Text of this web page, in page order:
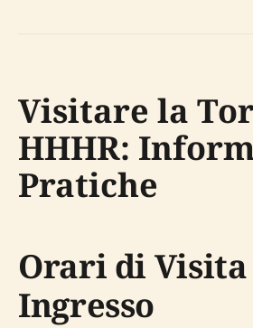
Visitare la
HHHR:
Pratiche
Orari di Visita
Ingresso